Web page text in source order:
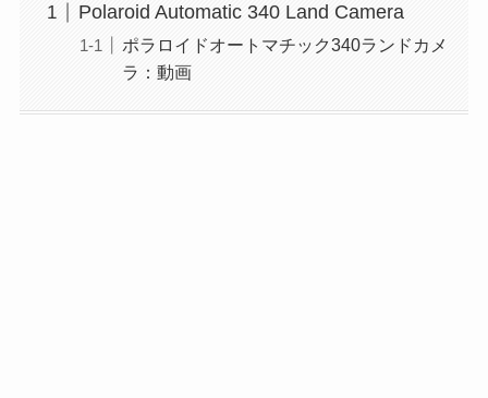
Polaroid Automatic 340 Land Camera
ポラロイドオートマチック340ランドカメ
ラ：動画